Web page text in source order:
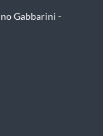
Gabbarini -